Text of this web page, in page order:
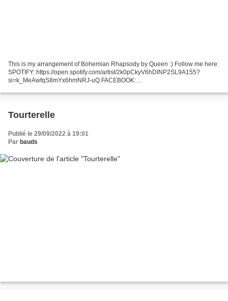
This is my arrangement of Bohemian Rhapsody by Queen :) Follow me here:
SPOTIFY: https://open.spotify.com/artist/2k0pCkyV6hDINP2SL9A155?
si=k_MeAwfqS8mYx6hmNRJ-uQ FACEBOOK:
https://www.instagram.com/gabriellaquevedo97/...
Tourterelle
Publié le 29/09/2022 à 19:01
Par bauds